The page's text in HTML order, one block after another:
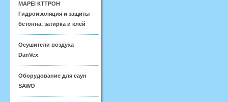
MAPEI КТТРОН
Гидроизоляция и защиты
бетонна, затирка и клей
Осушители воздуха
DanVex
Оборудование для саун
SAWO